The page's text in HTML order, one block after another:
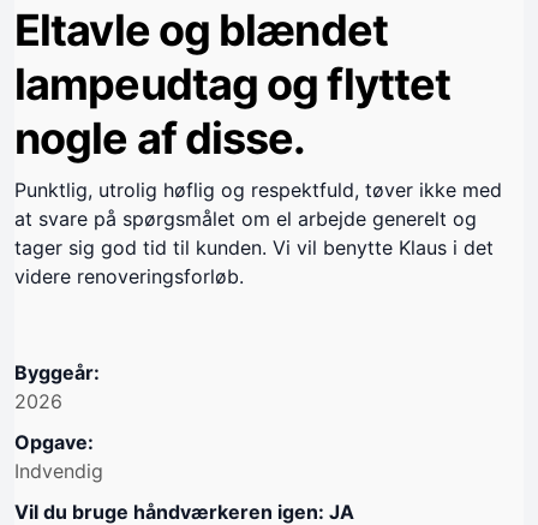
Eltavle og blændet
lampeudtag og flyttet
nogle af disse.
Punktlig, utrolig høflig og respektfuld, tøver ikke med
at svare på spørgsmålet om el arbejde generelt og
tager sig god tid til kunden. Vi vil benytte Klaus i det
videre renoveringsforløb.
Byggeår:
2026
Opgave:
Indvendig
Vil du bruge håndværkeren igen: JA